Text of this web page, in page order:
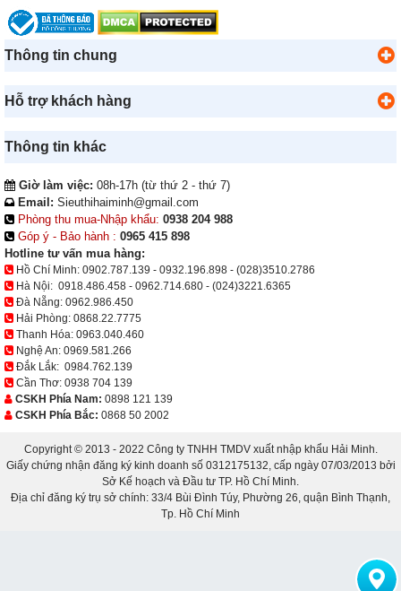
Thông tin chung
Hỗ trợ khách hàng
Thông tin khác
Giờ làm việc: 08h-17h (từ thứ 2 - thứ 7)
Email: Sieuthihaiminh@gmail.com
Phòng thu mua-Nhập khẩu: 0938 204 988
Góp ý - Bảo hành : 0965 415 898
Hotline tư vấn mua hàng:
Hồ Chí Minh: 0902.787.139 - 0932.196.898 - (028)3510.2786
Hà Nội: 0918.486.458 - 0962.714.680 - (024)3221.6365
Đà Nẵng: 0962.986.450
Hải Phòng: 0868.22.7775
Thanh Hóa: 0963.040.460
Nghệ An: 0969.581.266
Đắk Lắk: 0984.762.139
Cần Thơ: 0938 704 139
CSKH Phía Nam: 0898 121 139
CSKH Phía Bắc: 0868 50 2002
Copyright © 2013 - 2022 Công ty TNHH TMDV xuất nhập khẩu Hải Minh.
Giấy chứng nhận đăng ký kinh doanh số 0312175132, cấp ngày 07/03/2013 bởi
Sở Kế hoạch và Đầu tư TP. Hồ Chí Minh.
Địa chỉ đăng ký trụ sở chính: 33/4 Bùi Đình Túy, Phường 26, quận Bình Thạnh,
Tp. Hồ Chí Minh